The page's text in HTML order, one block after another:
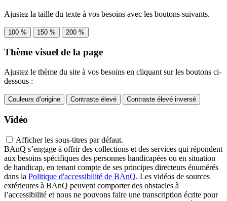
Ajustez la taille du texte à vos besoins avec les boutons suivants.
100 % 150 % 200 %
Thème visuel de la page
Ajustez le thème du site à vos besoins en cliquant sur les boutons ci-
dessous :
Couleurs d’origine Contraste élevé Contraste élevé inversé
Vidéo
Afficher les sous-titres par défaut.
BAnQ s’engage à offrir des collections et des services qui répondent
aux besoins spécifiques des personnes handicapées ou en situation
de handicap, en tenant compte de ses principes directeurs énumérés
dans la Politique d'accessibilité de BAnQ. Les vidéos de sources
extérieures à BAnQ peuvent comporter des obstacles à
l’accessibilité et nous ne pouvons faire une transcription écrite pour